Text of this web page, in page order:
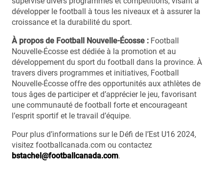
développer le football à tous les niveaux et à assurer la
croissance et la durabilité du sport.
À propos de Football Nouvelle-Écosse : Football
Nouvelle-Écosse est dédiée à la promotion et au
développement du sport du football dans la province. À
travers divers programmes et initiatives, Football
Nouvelle-Écosse offre des opportunités aux athlètes de
tous âges de participer et d’apprécier le jeu, favorisant
une communauté de football forte et encourageant
l’esprit sportif et le travail d’équipe.
Pour plus d’informations sur le Défi de l’Est U16 2024,
visitez footballcanada.com ou contactez
bstachel@footballcanada.com.